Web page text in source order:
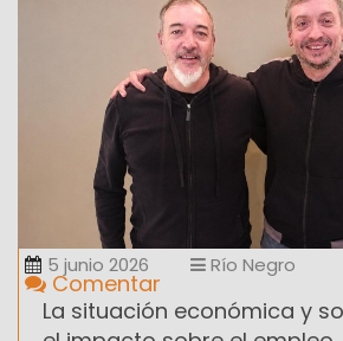
5 junio 2026 Río Negro
Comentar
La situación económica y